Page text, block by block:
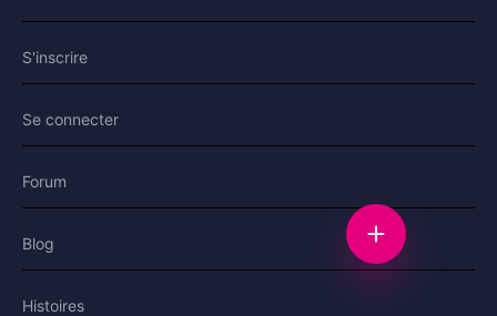
Nouvelle
S'inscrire
Se connecter
Forum
Blog
Histoires